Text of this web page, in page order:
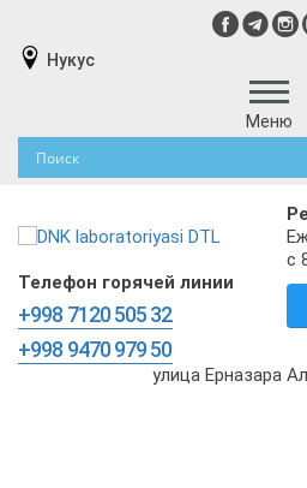
Нукус
Меню
с
Телефон горячей линии
+998 7120 505 32
+998 9470 979 50
улица Ерназара